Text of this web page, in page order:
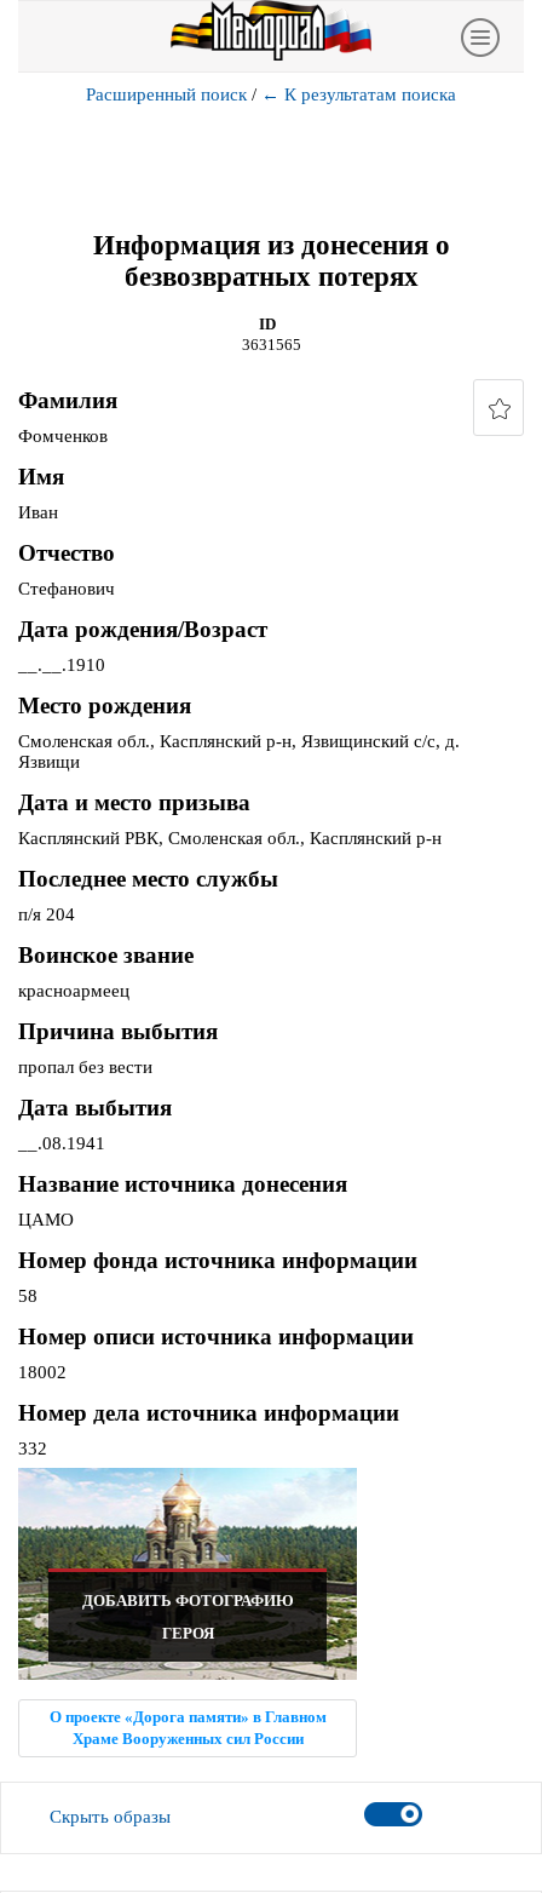
Расширенный поиск / ← К результатам поиска
Информация из донесения о
безвозвратных потерях
ID
3631565
Фамилия
Фомченков
Имя
Иван
Отчество
Стефанович
Дата рождения/Возраст
__.__.1910
Место рождения
Смоленская обл., Касплянский р-н, Язвищинский с/с, д.
Язвищи
Дата и место призыва
Касплянский РВК, Смоленская обл., Касплянский р-н
Последнее место службы
п/я 204
Воинское звание
красноармеец
Причина выбытия
пропал без вести
Дата выбытия
__.08.1941
Название источника донесения
ЦАМО
Номер фонда источника информации
58
Номер описи источника информации
18002
Номер дела источника информации
332
ДОБАВИТЬ ФОТОГРАФИЮ
ГЕРОЯ
О проекте «Дорога памяти» в Главном
Храме Вооруженных сил России
Скрыть образы